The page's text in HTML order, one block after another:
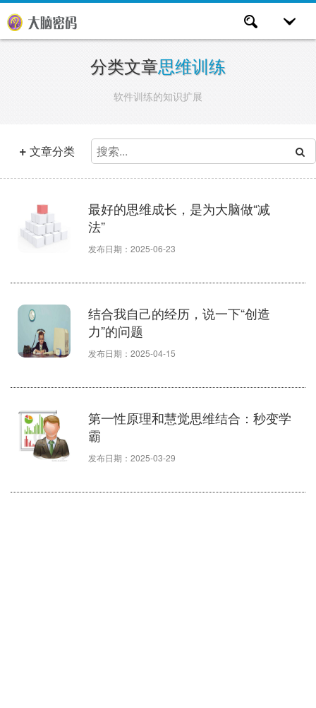
分类文章思维训练
软件训练的知识扩展
+ 文章分类
最好的思维成长，是为大脑做“减
法”
发布日期：2025-06-23
结合我自己的经历，说一下“创造
力”的问题
发布日期：2025-04-15
第一性原理和慧觉思维结合：秒变学
霸
发布日期：2025-03-29